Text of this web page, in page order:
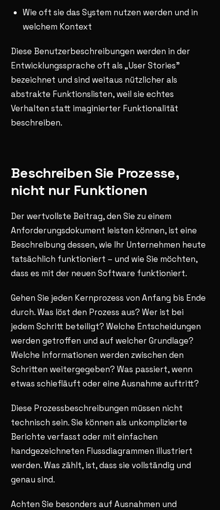
Wie oft sie das System nutzen werden und in
welchem Kontext
Diese Benutzerbeschreibungen werden in der
Entwicklungssprache oft als „User Stories"
bezeichnet und sind weitaus nützlicher als
abstrakte Funktionslisten, weil sie echtes
Verhalten statt imaginierter Funktionalität
beschreiben.
Beschreiben Sie Prozesse,
nicht nur Funktionen
Der wertvollste Beitrag, den Sie zu einem
Anforderungsdokument leisten können, ist eine
Beschreibung dessen, wie Ihr Unternehmen heute
tatsächlich funktioniert – und wie Sie möchten,
dass es mit der neuen Software funktioniert.
Gehen Sie jeden Kernprozess von Anfang bis Ende
durch. Was löst den Prozess aus? Wer ist bei
jedem Schritt beteiligt? Welche Entscheidungen
werden getroffen und auf welcher Grundlage?
Welche Informationen werden zwischen den
Schritten weitergegeben? Was passiert, wenn
etwas schiefläuft oder eine Ausnahme auftritt?
Diese Prozessbeschreibungen müssen nicht
technisch sein. Sie können als unkomplizierte
Berichte verfasst oder mit einfachen
handgezeichneten Flussdiagrammen illustriert
werden. Was zählt, ist, dass sie vollständig und
genau sind.
Achten Sie besonders auf Ausnahmen und